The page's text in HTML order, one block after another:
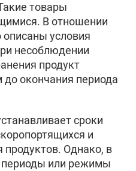
товары
В отношении
описаны условия
несоблюдении
продукт
окончания периода
сроки
и
продуктов. Однако, в
периоды или режимы